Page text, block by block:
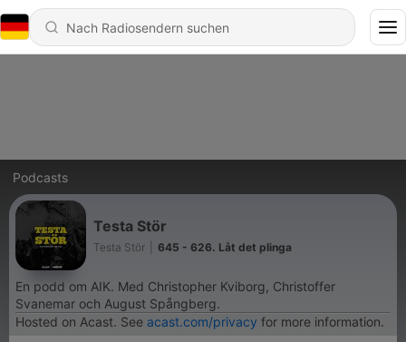
Podcasts
Testa Stör
Testa Stör 645 - 626. Låt det plinga
En podd om AIK. Med Christopher Kviborg, Christoffer
Svanemar och August Spångberg.
Hosted on Acast. See acast.com/privacy for more information.